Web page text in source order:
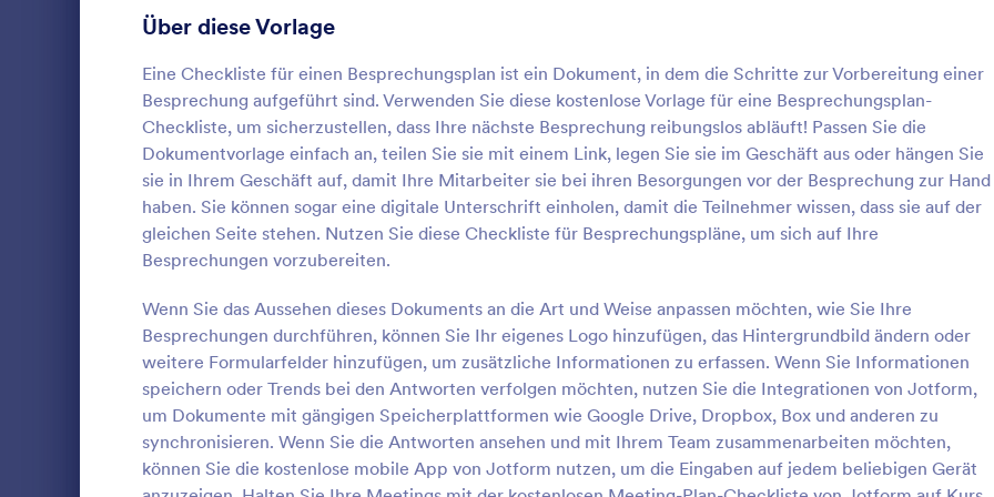
Über diese Vorlage
Eine Checkliste für einen Besprechungsplan ist ein Dokument, in dem die Schritte zur Vorbereitung einer
Besprechung aufgeführt sind. Verwenden Sie diese kostenlose Vorlage für eine Besprechungsplan-
Checkliste, um sicherzustellen, dass Ihre nächste Besprechung reibungslos abläuft! Passen Sie die
Dokumentvorlage einfach an, teilen Sie sie mit einem Link, legen Sie sie im Geschäft aus oder hängen Sie
sie in Ihrem Geschäft auf, damit Ihre Mitarbeiter sie bei ihren Besorgungen vor der Besprechung zur Hand
haben. Sie können sogar eine digitale Unterschrift einholen, damit die Teilnehmer wissen, dass sie auf der
gleichen Seite stehen. Nutzen Sie diese Checkliste für Besprechungspläne, um sich auf Ihre
Besprechungen vorzubereiten.
Wenn Sie das Aussehen dieses Dokuments an die Art und Weise anpassen möchten, wie Sie Ihre
Besprechungen durchführen, können Sie Ihr eigenes Logo hinzufügen, das Hintergrundbild ändern oder
weitere Formularfelder hinzufügen, um zusätzliche Informationen zu erfassen. Wenn Sie Informationen
speichern oder Trends bei den Antworten verfolgen möchten, nutzen Sie die Integrationen von Jotform,
um Dokumente mit gängigen Speicherplattformen wie Google Drive, Dropbox, Box und anderen zu
synchronisieren. Wenn Sie die Antworten ansehen und mit Ihrem Team zusammenarbeiten möchten,
können Sie die kostenlose mobile App von Jotform nutzen, um die Eingaben auf jedem beliebigen Gerät
Ausleihformular Für Leihgeräte
Ein Ausleihformular dient der Überwachung
Beschädigung zu verhindern. Nutzen Sie
unser kostenloses Formular für die Ausleihe
von Geräten, um Mitarbeitern die Ausleihe
von Firmengeräten und Werkzeugen für die
berufliche Nutzung zu erleichtern. Sie
brauchen das Formular nur nach Ihren
Wünschen anzupassen und es auf Ihrer
Website veröffentlichen oder einen Link
per E-Mail an Ihre Mitarbeiter senden. Die
Go to Category:
Tracking-Formulare
Vorlage verwenden
:
Nützliches Formular für
Go to Category:
Geschäftsformulare
Vorlage verwenden
Anmeldeformulare
Abstimmung 35
Abstract-Formulare
Genehmigungsformulare 91
Bewertungsformulare 74
Anwesenheitsformulare 11
Audit Formulare 63
Autorisierungsformulare
Award-Formulare 16
Black Friday Formulare 32
Formulare für Berechnungen 17